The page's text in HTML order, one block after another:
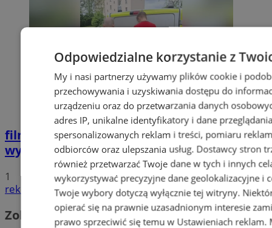
film
Potrącił seniorkę i uciekł z miejsca
wypadku. 20-latek trafił do aresztu
1
reklama
Zobacz również
Odpowiedzialne korzystanie z
My i nasi partnerzy używamy plików cookie i
przechowywania i uzyskiwania dostępu do
urządzeniu oraz do przetwarzania danych
adres IP, unikalne identyfikatory i dane
spersonalizowanych reklam i treści, pomiaru
odbiorców oraz ulepszania usług. Dostawcy stron
również przetwarzać Twoje dane w tych i innych
wykorzystywać precyzyjne dane geolokalizacyjne i
Twoje wybory dotyczą wyłącznie tej witryny.
opierać się na prawnie uzasadnionym interesie
prawo sprzeciwić się temu w Ustawieniach reklam.